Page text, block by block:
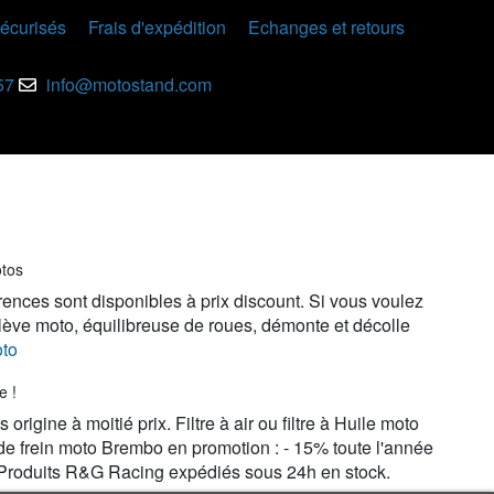
Frais d'expédition Echanges et retours
info@motostand.com
sont disponibles à prix discount. Si vous voulez
moto, équilibreuse de roues, démonte et décolle
!
à moitié prix. Filtre à air ou filtre à Huile moto
frein moto Brembo en promotion : - 15% toute l'année
R&G Racing expédiés sous 24h en stock.